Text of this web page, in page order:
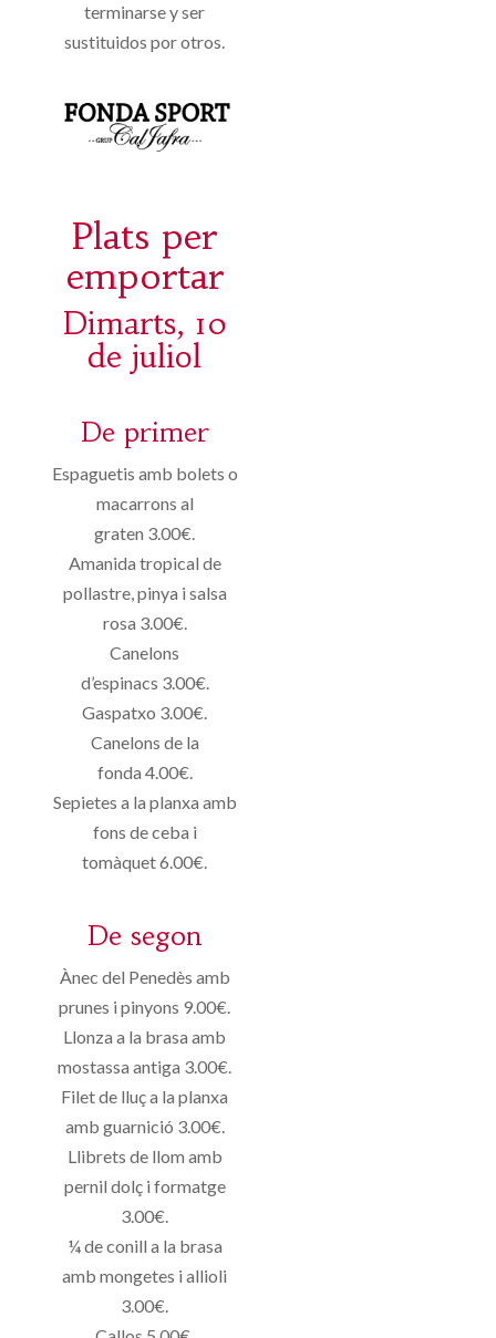
terminarse y ser
sustituidos por otros.
Plats per
emportar
Dimarts, 10
de juliol
De primer
Espaguetis amb bolets o
macarrons al
graten 3.00€.
Amanida tropical de
pollastre, pinya i salsa
rosa 3.00€.
Canelons
d’espinacs 3.00€.
Gaspatxo 3.00€.
Canelons de la
fonda 4.00€.
Sepietes a la planxa amb
fons de ceba i
tomàquet6.00€.
De segon
Ànec del Penedès amb
prunes i pinyons 9.00€.
Llonza a la brasa amb
mostassa antiga 3.00€.
Filet de lluç a la planxa
amb guarnició 3.00€.
Llibrets de llom amb
pernil dolç i formatge
3.00€.
¼ de conill a la brasa
amb mongetes i allioli
3.00€.